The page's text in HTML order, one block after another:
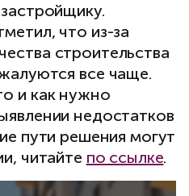
что из-за
строительства
все чаще.
и как нужно
недостатков
пути решения могут
читайте по ссылке.